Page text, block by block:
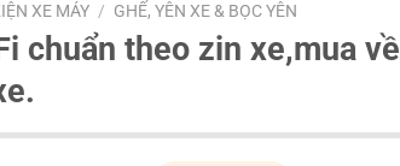
XE MÁY / GHẾ, YÊN XE & BỌC YÊN
chuẩn theo zin xe,mua về